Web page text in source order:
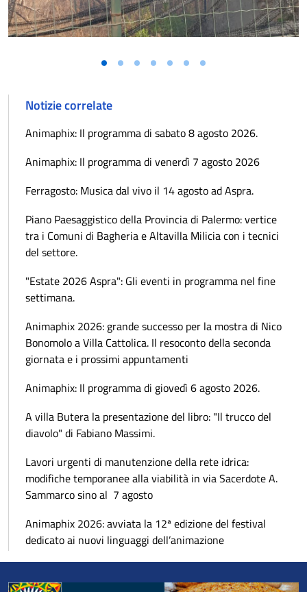
Notizie correlate
Animaphix: Il programma di sabato 8 agosto 2026.
Animaphix: Il programma di venerdì 7 agosto 2026
Ferragosto: Musica dal vivo il 14 agosto ad Aspra.
Piano Paesaggistico della Provincia di Palermo: vertice
tra i Comuni di Bagheria e Altavilla Milicia con i tecnici
del settore.
"Estate 2026 Aspra": Gli eventi in programma nel fine
settimana.
Animaphix 2026: grande successo per la mostra di Nico
Bonomolo a Villa Cattolica. Il resoconto della seconda
giornata e i prossimi appuntamenti
Animaphix: Il programma di giovedì 6 agosto 2026.
A villa Butera la presentazione del libro: "Il trucco del
diavolo" di Fabiano Massimi.
Lavori urgenti di manutenzione della rete idrica:
modifiche temporanee alla viabilità in via Sacerdote A.
Sammarco sino al 7 agosto
Animaphix 2026: avviata la 12ª edizione del festival
dedicato ai nuovi linguaggi dell’animazione